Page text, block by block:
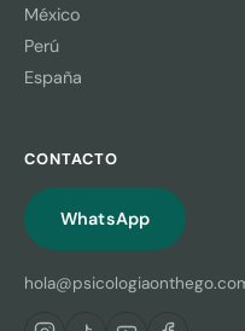
México
Perú
España
CONTACTO
WhatsApp